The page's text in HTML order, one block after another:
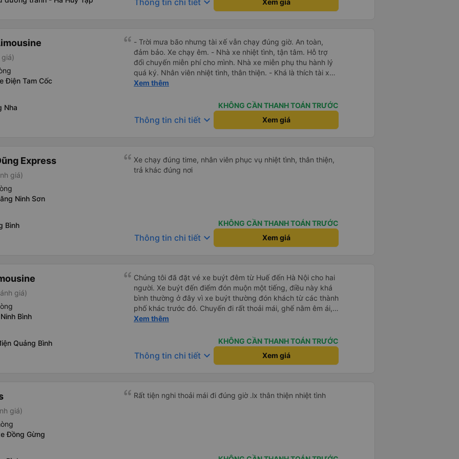
Thông tin chi tiết Xem giá
Điện Tam Cốc
Nha
- Trời mưa bão nhưng tài xế vẫn chạy đúng giờ. An toàn,
đảm bảo. Xe chạy êm. - Nhà xe nhiệt tình, tận tâm. Hỗ trợ
đổi chuyến miễn phí cho mình. Nhà xe miễn phụ thu hành lý
quá ký. Nhân viên nhiệt tình, thân thiện. - Khá là thích tài xế.
Lái xe an toàn. Chu đáo, thân thiện, nhiệt tình. - Xe ngồi thoải
vẫn kịp giờ check-in sân bay nên cho 5 sao.
Xem thêm
KHÔNG CẦN THANH TOÁN TRƯỚC
Thông tin chi tiết keyboard_arrow_down Xem giá
Express
giá)
Ninh Sơn
Bình
Xe chạy đúng time, nhân viên phục vụ nhiệt tình, thân thiện,
trả khác đúng nơi
KHÔNG CẦN THANH TOÁN TRƯỚC
Thông tin chi tiết keyboard_arrow_down Xem giá
giá)
Bình
Quảng Bình
Chúng tôi đã đặt vé xe buýt đêm từ Huế đến Hà Nội cho hai
người. Xe buýt đến điểm đón muộn một tiếng, điều này khá
bình thường ở đây vì xe buýt thường đón khách từ các thành
phố khác trước đó. Chuyến đi rất thoải mái, ghế nằm êm ái,
và ngay cả người cao 1,80 m như tôi vẫn ngủ ngon. Sau khi
nhận lại được vào tối hôm đó hoàn toàn nguyên vẹn. Tất
nhiên, tốt hơn hết là tránh những rắc rối như vậy, nhưng thật
tốt khi thấy công ty xe buýt quan tâm đến khách hàng của
Xem thêm
KHÔNG CẦN THANH TOÁN TRƯỚC
Thông tin chi tiết keyboard_arrow_down Xem giá
giá)
Đồng Gừng
Rất tiện nghi thoải mái đi đúng giờ .lx thân thiện nhiệt tình